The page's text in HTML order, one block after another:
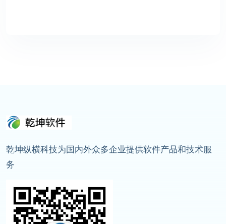
乾坤纵横科技为国内外众多企业提供软件产品和技术服
务